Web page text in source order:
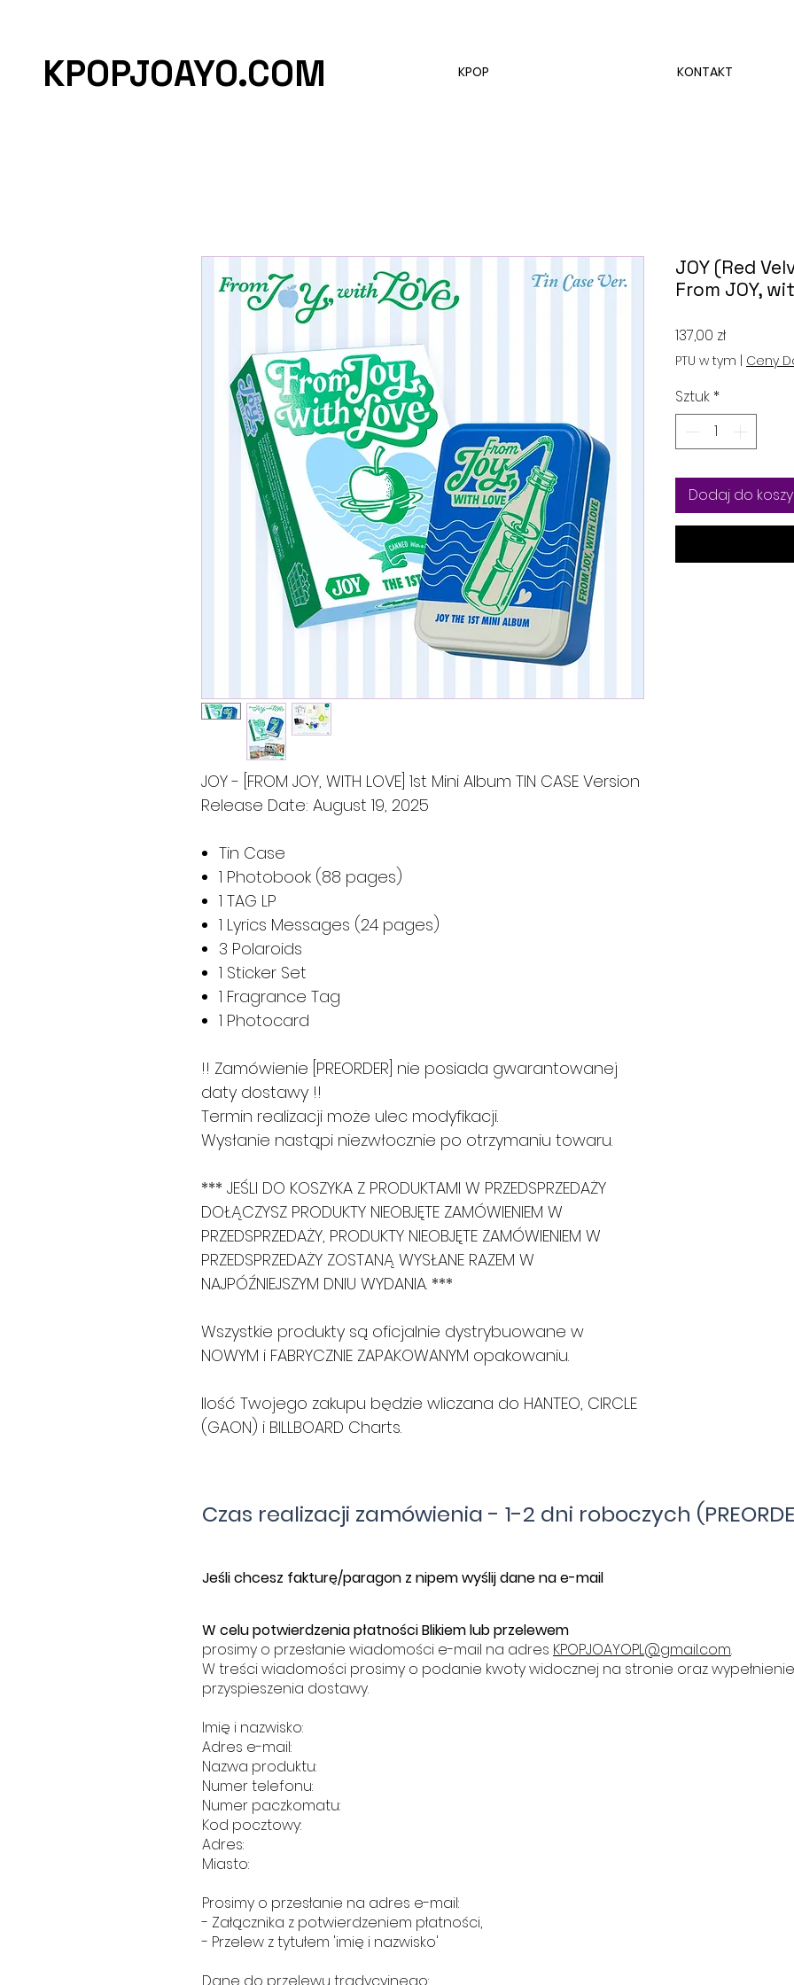
KPOPJOAYO.COM KPOP KONTAKT
JOY - [FROM JOY, WITH LOVE] 1st Mini Album TIN CASE Version
Release Date: August 19, 2025
Tin Case
1 Photobook (88 pages)
1 TAG LP
1 Lyrics Messages (24 pages)
3 Polaroids
1 Sticker Set
1 Fragrance Tag
1 Photocard
!! Zamówienie [PREORDER] nie posiada gwarantowanej
daty dostawy !!
Termin realizacji może ulec modyfikacji.
Wysłanie nastąpi niezwłocznie po otrzymaniu towaru.
*** JEŚLI DO KOSZYKA Z PRODUKTAMI W PRZEDSPRZEDAŻY
DOŁĄCZYSZ PRODUKTY NIEOBJĘTE ZAMÓWIENIEM W
PRZEDSPRZEDAŻY, PRODUKTY NIEOBJĘTE ZAMÓWIENIEM W
PRZEDSPRZEDAŻY ZOSTANĄ WYSŁANE RAZEM W
NAJPÓŹNIEJSZYM DNIU WYDANIA. ***
Wszystkie produkty są oficjalnie dystrybuowane w
NOWYM i FABRYCZNIE ZAPAKOWANYM opakowaniu.
Ilość Twojego zakupu będzie wliczana do HANTEO, CIRCLE
(GAON) i BILLBOARD Charts.
JOY (Red
From JOY,
137,00 złCena
PTU w tym Ceny
Sztuk *
Dodaj do
Czas realizacji zamówienia - 1-2 dni roboczych
​Jeśli chcesz fakturę/paragon z nipem wyślij dane na e-mail
W celu potwierdzenia płatności Blikiem lub przelewem
prosimy o przesłanie wiadomości e-mail na adres KPOPJOAYOPL@gmail.com.
W treści wiadomości prosimy o podanie kwoty widocznej na stronie oraz
przyspieszenia dostawy.
Imię i nazwisko:
Adres e-mail:
Nazwa produktu:
Numer telefonu:
Numer paczkomatu:
Kod pocztowy:
Adres:
Miasto:
Prosimy o przesłanie na adres e-mail:
- Załącznika z potwierdzeniem płatności,
- Przelew z tytułem 'imię i nazwisko'